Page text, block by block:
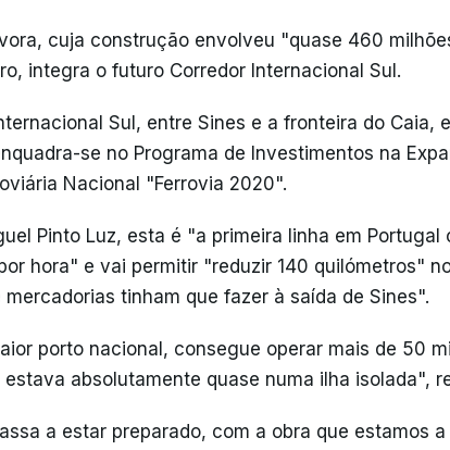
cuja construção envolveu "quase 460
integra o futuro Corredor Internacional Sul.
Sul, entre Sines e a fronteira do Caia,
se no Programa de Investimentos na
Nacional "Ferrovia 2020".
Pinto Luz, esta é "a primeira linha em
hora" e vai permitir "reduzir 140 quilómetros"
mercadorias tinham que fazer à saída de Sines".
porto nacional, consegue operar mais de 50
absolutamente quase numa ilha isolada",
a estar preparado, com a obra que estamos